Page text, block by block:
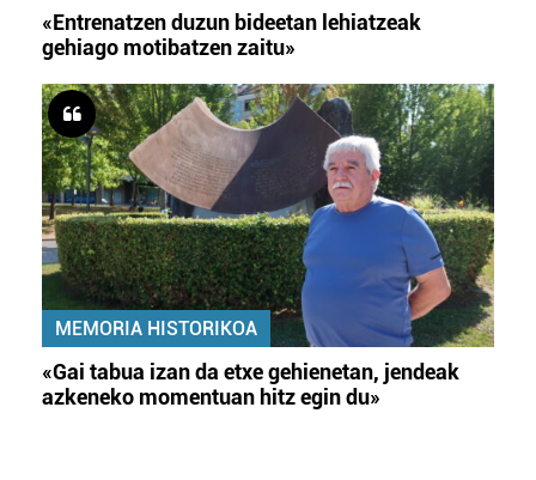
«Entrenatzen duzun bideetan lehiatzeak
gehiago motibatzen zaitu»
MEMORIA HISTORIKOA
«Gai tabua izan da etxe gehienetan, jendeak
azkeneko momentuan hitz egin du»